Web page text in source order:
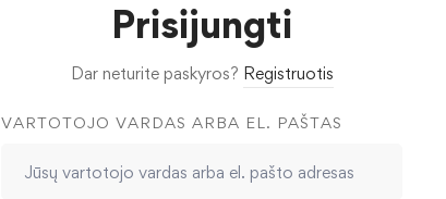
Prisijungti
Dar neturite paskyros? Registruotis
VARTOTOJO VARDAS ARBA EL. PAŠTAS